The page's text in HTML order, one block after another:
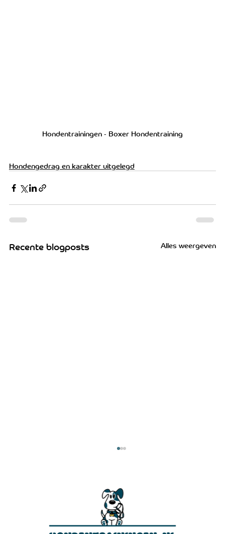
Hondentrainingen - Boxer Hondentraining
Hondengedrag en karakter uitgelegd
Recente blogposts Alles weergeven